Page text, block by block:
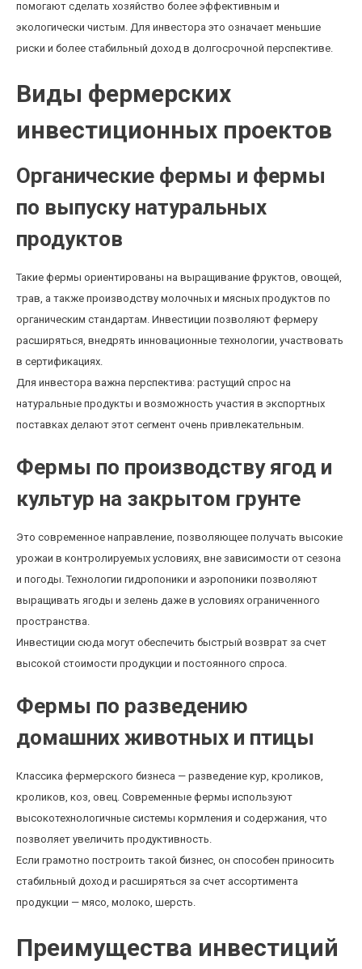
помогают сделать хозяйство более эффективным и
экологически чистым. Для инвестора это означает меньшие
риски и более стабильный доход в долгосрочной перспективе.
Виды фермерских
инвестиционных проектов
Органические фермы и фермы
по выпуску натуральных
продуктов
Такие фермы ориентированы на выращивание фруктов, овощей,
трав, а также производству молочных и мясных продуктов по
органическим стандартам. Инвестиции позволяют фермеру
расширяться, внедрять инновационные технологии, участвовать
в сертификациях.
Для инвестора важна перспектива: растущий спрос на
натуральные продукты и возможность участия в экспортных
поставках делают этот сегмент очень привлекательным.
Фермы по производству ягод и
культур на закрытом грунте
Это современное направление, позволяющее получать высокие
урожаи в контролируемых условиях, вне зависимости от сезона
и погоды. Технологии гидропоники и аэропоники позволяют
выращивать ягоды и зелень даже в условиях ограниченного
пространства.
Инвестиции сюда могут обеспечить быстрый возврат за счет
высокой стоимости продукции и постоянного спроса.
Фермы по разведению
домашних животных и птицы
Классика фермерского бизнеса — разведение кур, кроликов,
кроликов, коз, овец. Современные фермы используют
высокотехнологичные системы кормления и содержания, что
позволяет увеличить продуктивность.
Если грамотно построить такой бизнес, он способен приносить
стабильный доход и расширяться за счет ассортимента
продукции — мясо, молоко, шерсть.
Преимущества инвестиций